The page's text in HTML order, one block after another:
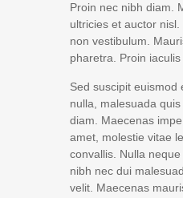
Proin nec nibh diam.
ultricies et auctor
non vestibulum.
pharetra. Proin
Sed suscipit euismod
nulla, malesuada
diam. Maecenas
amet, molestie vitae
convallis. Nulla
nibh nec dui
velit. Maecenas